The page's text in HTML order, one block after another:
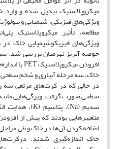
میکروپلاستیک تبدیل شده و
ویژگی‌های فیزیکی، شیمیایی و
ویژگی‌های فیزیکوشیمیایی خاک
حوضه آبریز نهرمیان بررسی شد.
خاک، سه مرحله آبیاری و شخم
در حالی که در کرت‌های مرتعی
متغییرهایی بودند که پیش از
اضافه کردن آن‌ها در خاک و طی
خاک اندازه‌گیری شدند.